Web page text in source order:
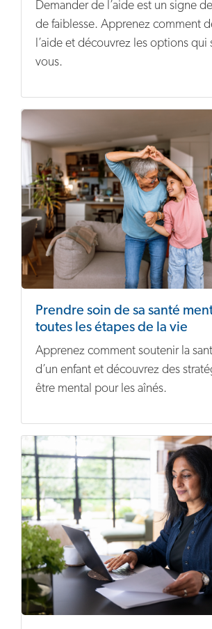
Demander de l’aide est un signe
de faiblesse. Apprenez comment
l’aide et découvrez les options qui
vous.
Prendre soin de sa santé
toutes les étapes de la vie
Apprenez comment soutenir la
d’un enfant et découvrez des
être mental pour les aînés.